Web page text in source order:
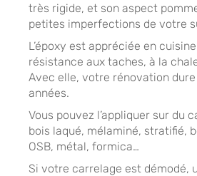
très rigide, et son aspect
petites imperfections de votre
L’époxy est appréciée en
résistance aux taches, à la
Avec elle, votre rénovation dure
années.
Vous pouvez l’appliquer sur du
bois laqué, mélaminé, stratifié,
OSB, métal, formica…
Si votre carrelage est démodé,